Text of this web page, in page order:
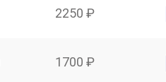
2250 ₽
1700 ₽